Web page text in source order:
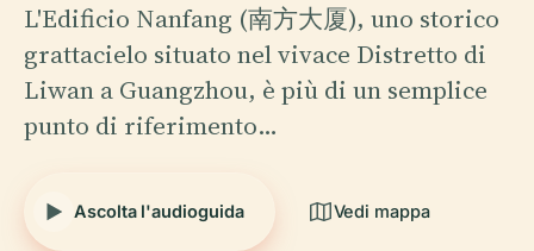
L'Edificio Nanfang (南方大厦), uno storico
grattacielo situato nel vivace Distretto di
Liwan a Guangzhou, è più di un semplice
punto di riferimento…
Ascolta l'audioguida Vedi mappa